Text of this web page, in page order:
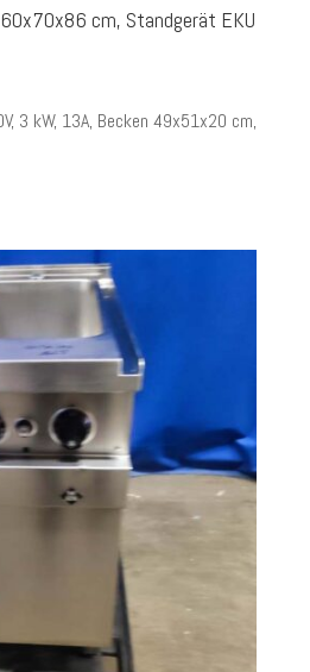
cm, Standgerät EKU
3 kW, 13A, Becken 49x51x20 cm,